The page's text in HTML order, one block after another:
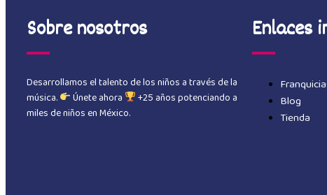
Sobre nosotros
Desarrollamos el talento de los niños a través de la
música.
Únete ahora
+25 años potenciando a
miles de niños en México.
Enlaces
Blog
Tienda